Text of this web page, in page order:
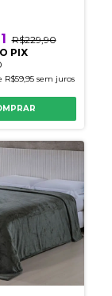
R$229,90
PIX
R$59,95 sem juros